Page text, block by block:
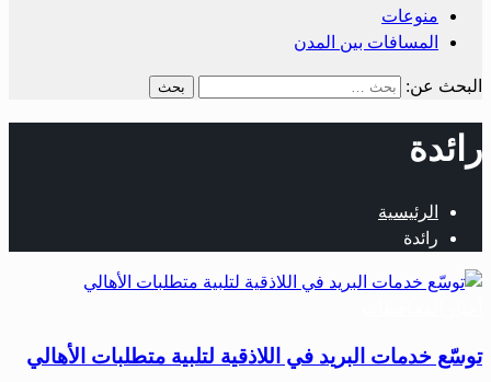
منوعات
المسافات بين المدن
البحث عن:
رائدة
الرئيسية
رائدة
توسّع خدمات البريد في اللاذقية لتلبية متطلبات الأهالي